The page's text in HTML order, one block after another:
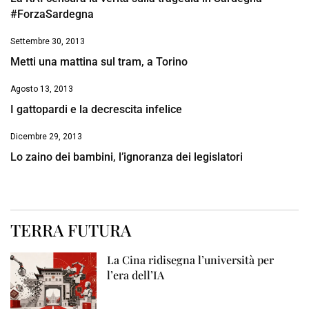
#ForzaSardegna
Settembre 30, 2013
Metti una mattina sul tram, a Torino
Agosto 13, 2013
I gattopardi e la decrescita infelice
Dicembre 29, 2013
Lo zaino dei bambini, l’ignoranza dei legislatori
TERRA FUTURA
La Cina ridisegna l’università per
l’era dell’IA